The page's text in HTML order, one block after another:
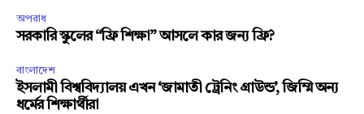
অপরাধ
সরকারি স্কুলের “ফ্রি শিক্ষা” আসলে কার জন্য ফ্রি?
বাংলাদেশ
ইসলামী বিশ্ববিদ্যালয় এখন ‘জামাতী ট্রেনিং গ্রাউন্ড’, জিম্মি অন্য
ধর্মের শিক্ষার্থীরা